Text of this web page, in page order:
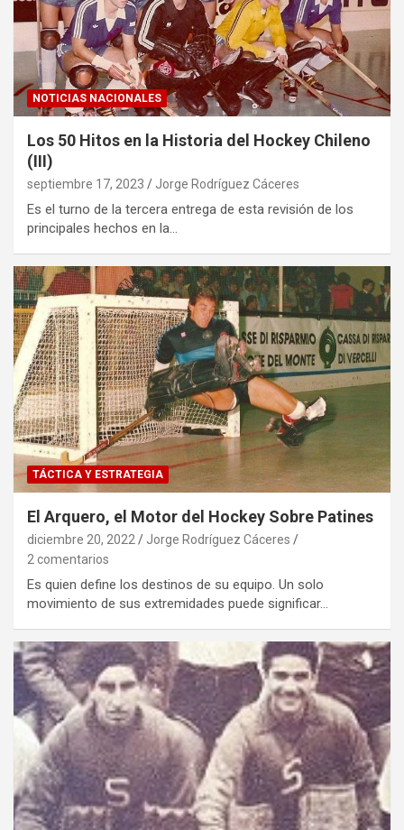
NOTICIAS NACIONALES
Los 50 Hitos en la Historia del Hockey Chileno
(III)
septiembre 17, 2023 Jorge Rodríguez Cáceres
Es el turno de la tercera entrega de esta revisión de los
principales hechos en la…
TÁCTICA Y ESTRATEGIA
El Arquero, el Motor del Hockey Sobre Patines
diciembre 20, 2022
Jorge Rodríguez Cáceres
2 comentarios
Es quien define los destinos de su equipo. Un solo
movimiento de sus extremidades puede significar…